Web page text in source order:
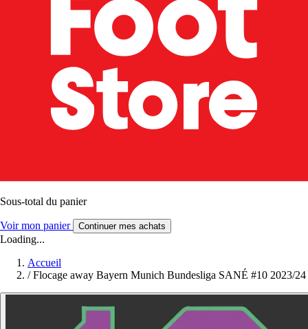
Sous-total du panier
Voir mon panier Continuer mes achats
Loading...
Accueil
/ Flocage away Bayern Munich Bundesliga SANÉ #10 2023/24